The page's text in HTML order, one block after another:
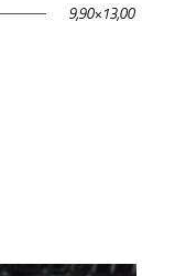
9,90×13,00